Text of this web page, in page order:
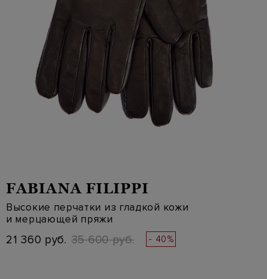
FABIANA FILIPPI
Высокие перчатки из гладкой кожи
и мерцающей пряжи
21 360 руб. 35 600 руб. - 40%